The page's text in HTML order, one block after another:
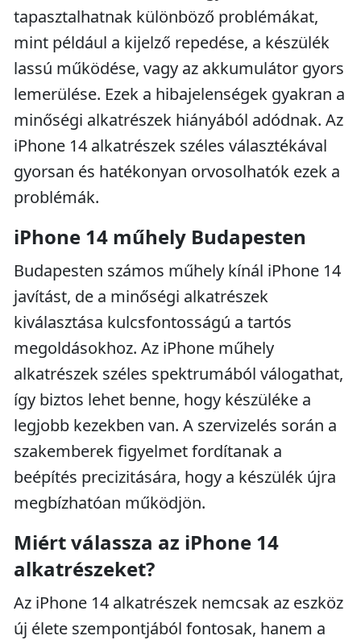
tapasztalhatnak különböző problémákat,
mint például a kijelző repedése, a készülék
lassú működése, vagy az akkumulátor gyors
lemerülése. Ezek a hibajelenségek gyakran a
minőségi alkatrészek hiányából adódnak. Az
iPhone 14 alkatrészek széles választékával
gyorsan és hatékonyan orvosolhatók ezek a
problémák.
iPhone 14 műhely Budapesten
Budapesten számos műhely kínál iPhone 14
javítást, de a minőségi alkatrészek
kiválasztása kulcsfontosságú a tartós
megoldásokhoz. Az iPhone műhely
alkatrészek széles spektrumából válogathat,
így biztos lehet benne, hogy készüléke a
legjobb kezekben van. A szervizelés során a
szakemberek figyelmet fordítanak a
beépítés precizitására, hogy a készülék újra
megbízhatóan működjön.
Miért válassza az iPhone 14
alkatrészeket?
Az iPhone 14 alkatrészek nemcsak az eszköz
új élete szempontjából fontosak, hanem a